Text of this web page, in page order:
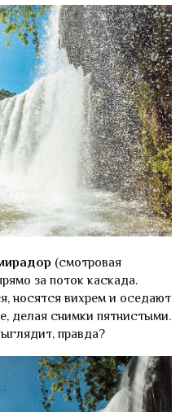
(смотровая
за поток каскада.
носятся вихрем и оседают
делая снимки пятнистыми.
правда?